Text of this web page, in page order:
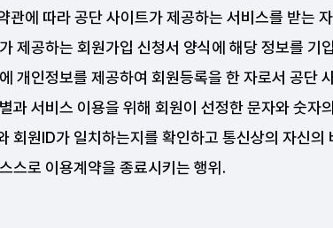
관에 따라 공단 사이트가 제공하는 서비스를 받는
제공하는 회원가입 신청서 양식에 해당 정보를
개인정보를 제공하여 회원등록을 한 자로서 공단
과 서비스 이용을 위해 회원이 선정한 문자와 숫자
회원ID가 일치하는지를 확인하고 통신상의 자신
스로 이용계약을 종료시키는 행위.